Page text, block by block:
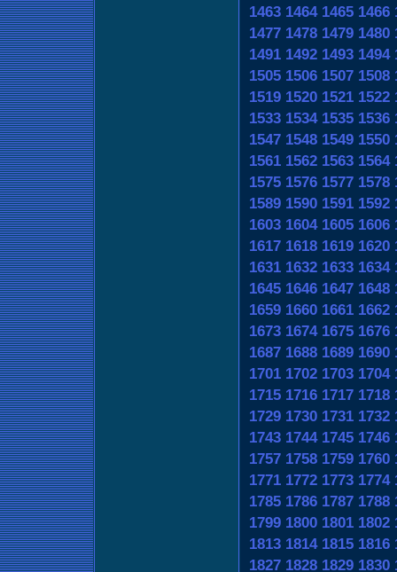
1463 1464 1465 1466
1477 1478 1479 1480
1491 1492 1493 1494
1505 1506 1507 1508
1519 1520 1521 1522
1533 1534 1535 1536
1547 1548 1549 1550
1561 1562 1563 1564
1575 1576 1577 1578
1589 1590 1591 1592
1603 1604 1605 1606
1617 1618 1619 1620
1631 1632 1633 1634
1645 1646 1647 1648
1659 1660 1661 1662
1673 1674 1675 1676
1687 1688 1689 1690
1701 1702 1703 1704
1715 1716 1717 1718
1729 1730 1731 1732
1743 1744 1745 1746
1757 1758 1759 1760
1771 1772 1773 1774
1785 1786 1787 1788
1799 1800 1801 1802
1813 1814 1815 1816
1827 1828 1829 1830